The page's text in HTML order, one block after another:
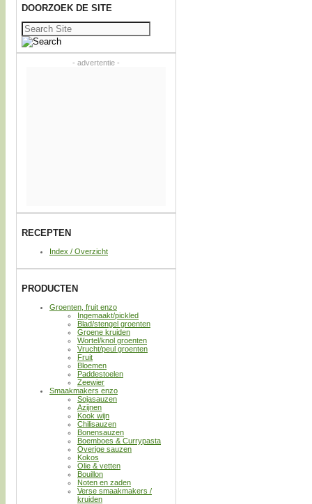
DOORZOEK DE SITE
Zoeken
naar:
- advertentie -
RECEPTEN
Index / Overzicht
PRODUCTEN
Groenten, fruit enzo
Ingemaakt/pickled
Blad/stengel groenten
Groene kruiden
Wortel/knol groenten
Vrucht/peul groenten
Fruit
Bloemen
Paddestoelen
Zeewier
Smaakmakers enzo
Sojasauzen
Azijnen
Kook wijn
Chilisauzen
Bonensauzen
Boemboes & Currypasta
Overige sauzen
Kokos
Olie & vetten
Bouillon
Noten en zaden
Verse smaakmakers /
kruiden